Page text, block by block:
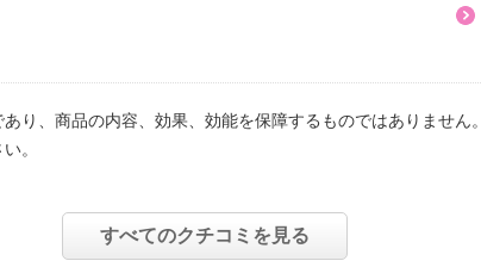
り、商品の内容、効果、効能を保障するものではありません。
。
すべてのクチコミを見る